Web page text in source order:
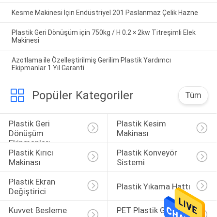
Kesme Makinesi İçin Endüstriyel 201 Paslanmaz Çelik Hazne
Plastik Geri Dönüşüm için 750kg / H 0.2 × 2kw Titreşimli Elek
Makinesi
Azotlama ile Özelleştirilmiş Gerilim Plastik Yardımcı
Ekipmanlar 1 Yıl Garanti
Popüler Kategoriler Tüm
Plastik Geri
Dönüşüm
Ekipmanları
Plastik Kesim
Makinası
Plastik Kırıcı
Makinası
Plastik Konveyör
Sistemi
Plastik Ekran
Değiştirici
Plastik Yıkama Hattı
Kuvvet Besleme
PET Plastik Geri